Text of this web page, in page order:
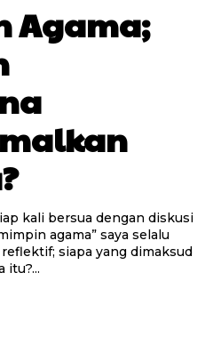
Agama;
agama” saya selalu
siapa yang dimaksud
itu?...